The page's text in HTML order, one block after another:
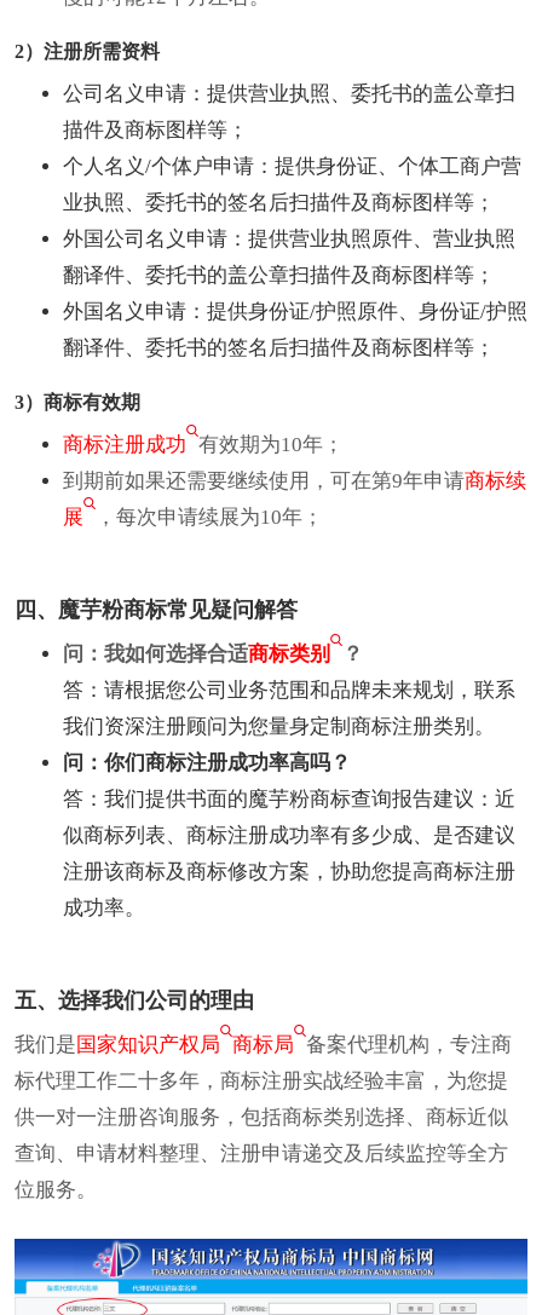
2）注册所需资料
公司名义申请：提供营业执照、委托书的盖公章扫
描件及商标图样等；
个人名义/个体户申请：提供身份证、个体工商户营
业执照、委托书的签名后扫描件及商标图样等；
外国公司名义申请：提供营业执照原件、营业执照
翻译件、委托书的盖公章扫描件及商标图样等；
外国名义申请：提供身份证/护照原件、身份证/护照
翻译件、委托书的签名后扫描件及商标图样等；
3）商标有效期
商标注册成功 有效期为10年；
到期前如果还需要继续使用，可在第9年申请商标续
展
，每次申请续展为10年；
四、魔芋粉商标常见疑问解答
问：我如何选择合适商标类别
？
答：请根据您公司业务范围和品牌未来规划，联系
我们资深注册顾问为您量身定制商标注册类别。
问：你们商标注册成功率高吗？
答：我们提供书面的魔芋粉商标查询报告建议：近
似商标列表、商标注册成功率有多少成、是否建议
注册该商标及商标修改方案，协助您提高商标注册
成功率。
五、选择我们公司的理由
我们是国家知识产权局 商标局 备案代理机构，专注商
标代理工作二十多年，商标注册实战经验丰富，为您提
供一对一注册咨询服务，包括商标类别选择、商标近似
查询、申请材料整理、注册申请递交及后续监控等全方
位服务。